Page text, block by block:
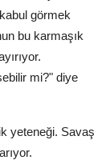
görmek
bu karmaşık
mi?" diye
yeteneği. Savaş